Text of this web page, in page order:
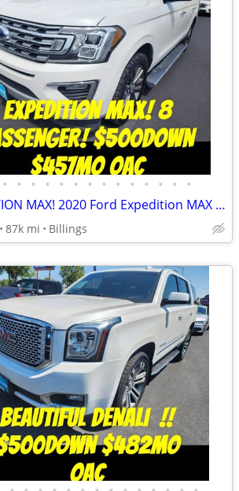
• • • • • • • • • • • • • •
EXPEDITION MAX! 2020 Ford Expedition MAX 4x4 $500Down $457mo OAC
87k mi Billings